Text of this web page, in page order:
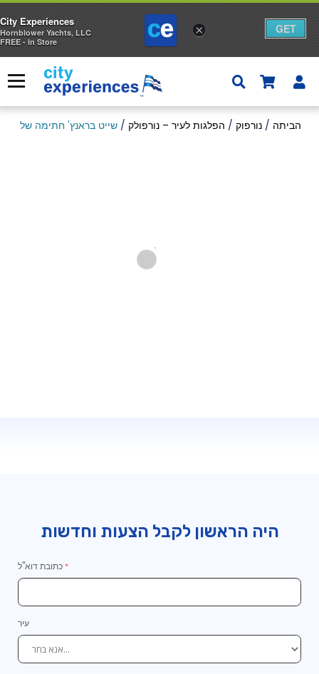
תפריט
הביתה / נורפוק / הפלגות לעיר – נורפולק / שייט בראנץ' חתימה של יום
היה הראשון לקבל הצעות וחדשות
כתובת דוא"ל
ע
ג
×
City Experiences
Hornblower Yachts, LLC
FREE - In Store
GET